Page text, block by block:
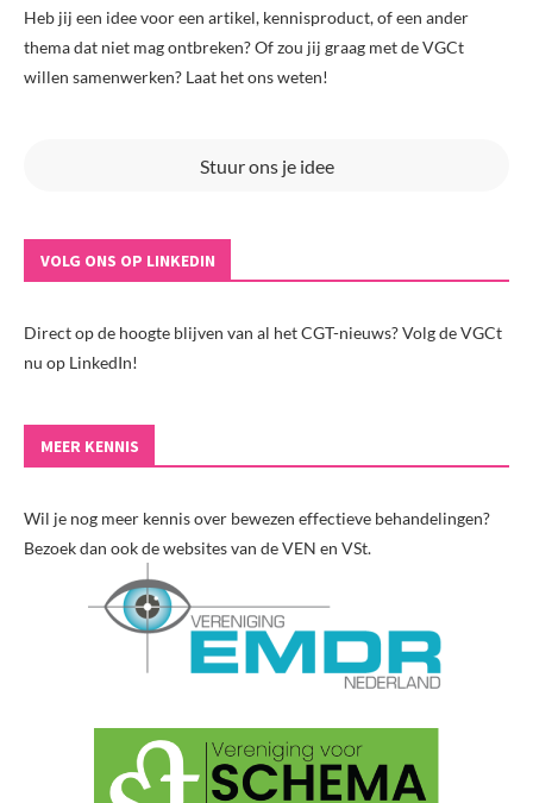
Heb jij een idee voor een artikel, kennisproduct, of een ander
thema dat niet mag ontbreken? Of zou jij graag met de VGCt
willen samenwerken? Laat het ons weten!
Stuur ons je idee
VOLG ONS OP LINKEDIN
Direct op de hoogte blijven van al het CGT-nieuws? Volg de VGCt
nu op LinkedIn!
MEER KENNIS
Wil je nog meer kennis over bewezen effectieve behandelingen?
Bezoek dan ook de websites van de VEN en VSt.